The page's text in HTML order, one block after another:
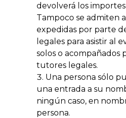
devolverá los
Tampoco se admiten
expedidas por parte
legales para asistir al
solos o acompañados
tutores legales.
Una persona sólo
una entrada a su
ningún caso, en
persona.